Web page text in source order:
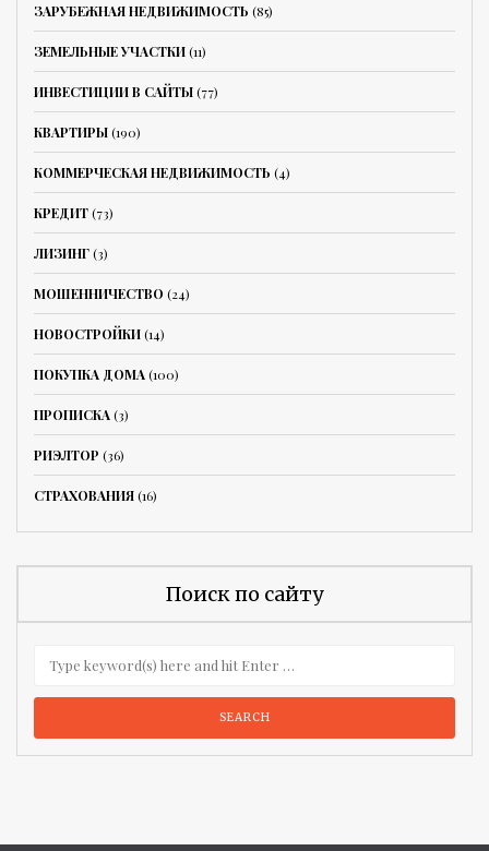
ЗАРУБЕЖНАЯ НЕДВИЖИМОСТЬ (85)
ЗЕМЕЛЬНЫЕ УЧАСТКИ(11)
ИНВЕСТИЦИИ В САЙТЫ(77)
КВАРТИРЫ(190)
КОММЕРЧЕСКАЯ НЕДВИЖИМОСТЬ (4)
КРЕДИТ(73)
ЛИЗИНГ(3)
МОШЕННИЧЕСТВО (24)
НОВОСТРОЙКИ(14)
ПОКУПКА ДОМА(100)
ПРОПИСКА(3)
РИЭЛТОР (36)
СТРАХОВАНИЯ(16)
Поиск по сайту